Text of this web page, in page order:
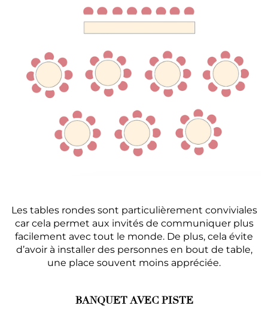
Les tables rondes sont particulièrement conviviales
car cela permet aux invités de communiquer plus
facilement avec tout le monde. De plus, cela évite
d’avoir à installer des personnes en bout de table,
une place souvent moins appréciée.
BANQUET AVEC PISTE